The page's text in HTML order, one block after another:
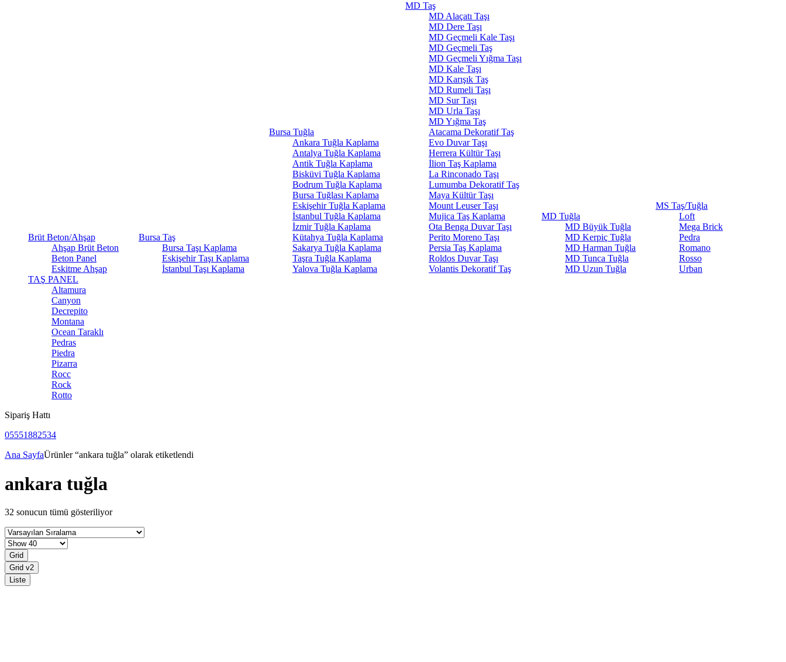
Brüt Beton/Ahşap
Ahşap Brüt Beton
Beton Panel
Eskitme Ahşap
Bursa Taş
Bursa Taşı Kaplama
Eskişehir Taşı Kaplama
İstanbul Taşı Kaplama
Bursa Tuğla
Ankara Tuğla Kaplama
Antalya Tuğla Kaplama
Antik Tuğla Kaplama
Bisküvi Tuğla Kaplama
Bodrum Tuğla Kaplama
Bursa Tuğlası Kaplama
Eskişehir Tuğla Kaplama
İstanbul Tuğla Kaplama
İzmir Tuğla Kaplama
Kütahya Tuğla Kaplama
Sakarya Tuğla Kaplama
Taşra Tuğla Kaplama
Yalova Tuğla Kaplama
MD Taş
MD Alaçatı Taşı
MD Dere Taşı
MD Geçmeli Kale Taşı
MD Geçmeli Taş
MD Geçmeli Yığma Taşı
MD Kale Taşı
MD Karışık Taş
MD Rumeli Taşı
MD Sur Taşı
MD Urla Taşı
MD Yığma Taş
Atacama Dekoratif Taş
Evo Duvar Taşı
Herrera Kültür Taşı
İlion Taş Kaplama
La Rinconado Taşı
Lumumba Dekoratif Taş
Maya Kültür Taşı
Mount Leuser Taşı
Mujica Taş Kaplama
Ota Benga Duvar Taşı
Perito Moreno Taşı
Persia Taş Kaplama
Roldos Duvar Taşı
Volantis Dekoratif Taş
MD Tuğla
MD Büyük Tuğla
MD Kerpiç Tuğla
MD Harman Tuğla
MD Tunca Tuğla
MD Uzun Tuğla
MS Taş/Tuğla
Loft
Mega Brick
Pedra
Romano
Rosso
Urban
TAŞ PANEL
Altamura
Canyon
Decrepito
Montana
Ocean Taraklı
Pedras
Piedra
Pizarra
Rocc
Rock
Rotto
Sipariş Hattı
05551882534
Ana SayfaÜrünler “ankara tuğla” olarak etiketlendi
ankara tuğla
32 sonucun tümü gösteriliyor
Grid
Grid v2
Liste